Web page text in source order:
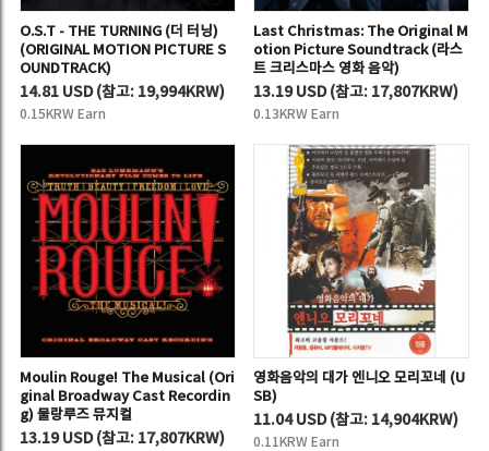
O.S.T - THE TURNING (더 터닝)
(ORIGINAL MOTION PICTURE S
OUNDTRACK)
14.81 USD(참고: 19,994KRW)
0.15KRW Earn
Last Christmas: The Original M
otion Picture Soundtrack (라스
트 크리스마스 영화 음악)
13.19 USD(참고: 17,807KRW)
0.13KRW Earn
Moulin Rouge! The Musical (Ori
ginal Broadway Cast Recordin
g) 물랑루즈 뮤지컬
13.19 USD(참고: 17,807KRW)
영화음악의 대가 엔니오 모리꼬네 (U
SB)
11.04 USD(참고: 14,904KRW)
0.11KRW Earn